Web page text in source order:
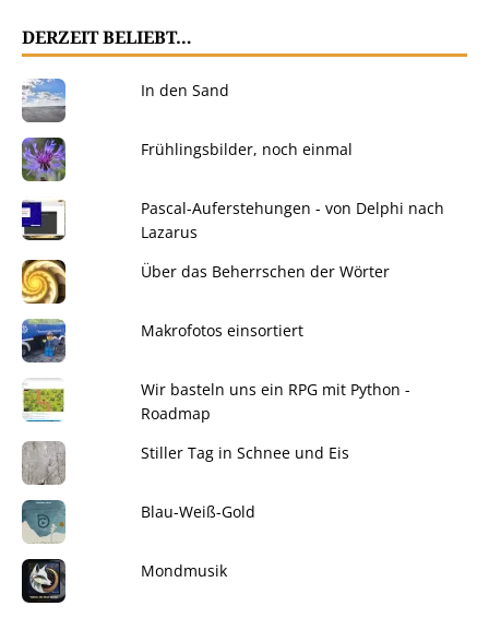
DERZEIT BELIEBT…
In den Sand
Frühlingsbilder, noch einmal
Pascal-Auferstehungen - von Delphi nach
Lazarus
Über das Beherrschen der Wörter
Makrofotos einsortiert
Wir basteln uns ein RPG mit Python -
Roadmap
Stiller Tag in Schnee und Eis
Blau-Weiß-Gold
Mondmusik